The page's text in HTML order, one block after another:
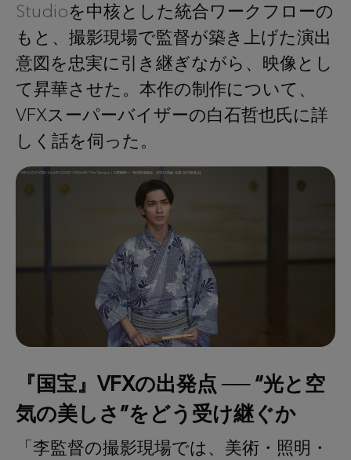
Studioを中核とした統合ワークフローの
もと、撮影現場で監督が築き上げた演出
意図を忠実に引き継ぎながら、映像とし
て昇華させた。本作の制作について、
VFXスーパーバイザーの白石哲也氏に詳
しく話を伺った。
『国宝』VFXの出発点 ── “光と空
気の美しさ”をどう受け継ぐか
「李監督の撮影現場では、美術・照明・